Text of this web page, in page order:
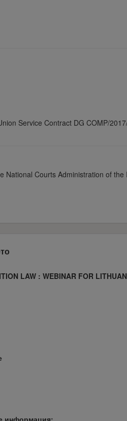
Service Contract DG COMP/
National Courts Administration of
LAW : WEBINAR FOR